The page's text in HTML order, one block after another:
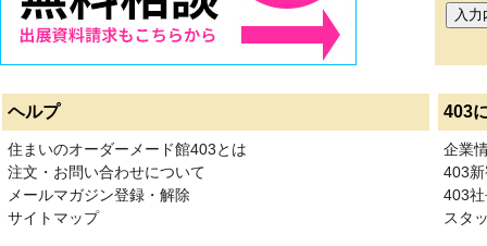
ヘルプ 403
住まいのオーダーメード館403とは
注文・お問い合わせについて
メールマガジン登録・解除
サイトマップ
企業
403
403
スタ